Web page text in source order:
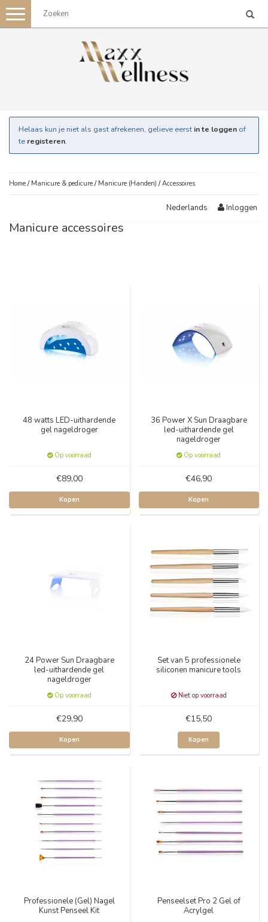
Toggle
navigation
Helaas kun je niet als gast afrekenen, gelieve eerst in te loggen of
te registeren.
Home / Manicure & pedicure / Manicure (Handen) /Accessoires
Nederlands Inloggen
Manicure accessoires
48 watts LED-uithardende
gel nageldroger
Op voorraad
€89,00
Kopen
36 Power X Sun Draagbare
led-uithardende gel
nageldroger
Op voorraad
€46,90
Kopen
24 Power Sun Draagbare
led-uithardende gel
nageldroger
Op voorraad
€29,90
Kopen
Set van 5 professionele
siliconen manicure tools
Niet op voorraad
€15,50
Kopen
Professionele (Gel) Nagel
Kunst Penseel Kit
Penseelset Pro 2 Gel of
Acrylgel